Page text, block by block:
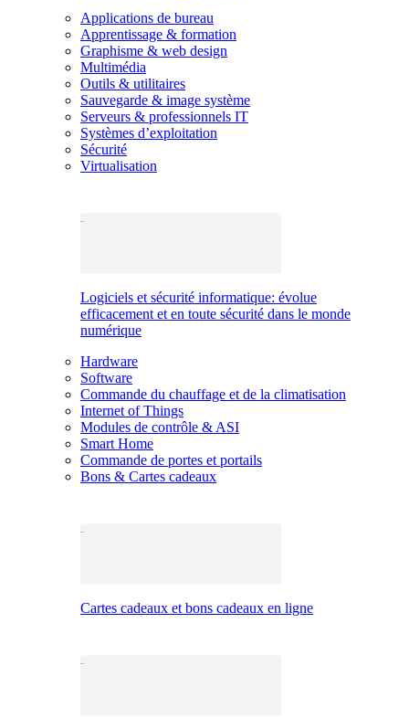
Applications de bureau
Apprentissage & formation
Graphisme & web design
Multimédia
Outils & utilitaires
Sauvegarde & image système
Serveurs & professionnels IT
Systèmes d’exploitation
Sécurité
Virtualisation
Logiciels et sécurité informatique: évolue
efficacement et en toute sécurité dans le monde
numérique
Hardware
Software
Commande du chauffage et de la climatisation
Internet of Things
Modules de contrôle & ASI
Smart Home
Commande de portes et portails
Bons & Cartes cadeaux
Cartes cadeaux et bons cadeaux en ligne